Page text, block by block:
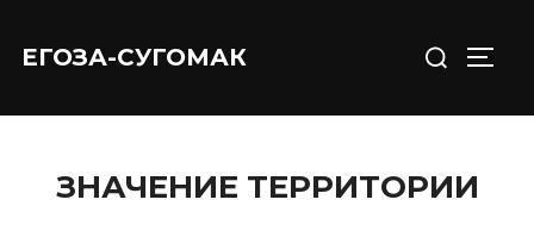
ЕГОЗА-СУГОМАК
ЗНАЧЕНИЕ ТЕРРИТОРИИ